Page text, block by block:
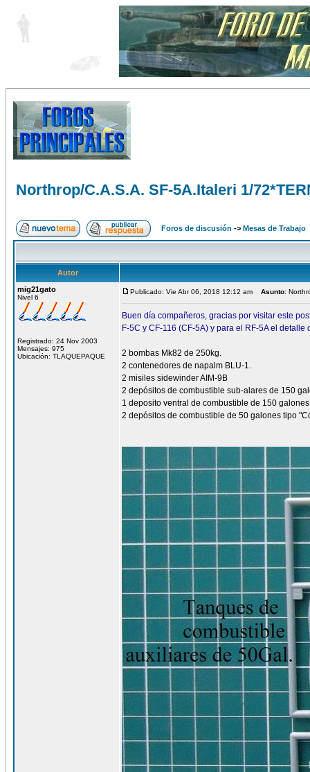
Northrop/C.A.S.A. SF-5A.Italeri 1/
Foros de discusión -> Mesas de Trabajo
Autor
mig21gato
Nivel 6
Registrado: 24 Nov 2003
Mensajes: 975
Ubicación: TLAQUEPAQUE
Publicado: Vie Abr 06, 2018 12:12 am Asunto:
Buen día compañeros, gracias por visitar este
F-5C y CF-116 (CF-5A) y para el RF-5A el
2 bombas Mk82 de 250kg.
2 contenedores de napalm BLU-1.
2 misiles sidewinder AIM-9B
2 depósitos de combustible sub-alares de 150
1 deposito ventral de combustible de 150
2 depósitos de combustible de 50 galones tipo